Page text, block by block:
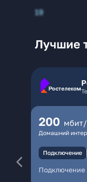
19
Лучшие
200
Домашний
Подключение
Подключение